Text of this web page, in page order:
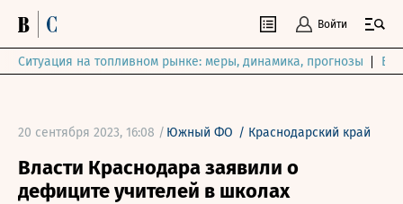
Войти
Ситуация на топливном рынке: меры, динамика, прогнозы
20 сентября 2023, 16:08 / Южный ФО / Краснодарский край
Власти Краснодара заявили о
дефиците учителей в школах